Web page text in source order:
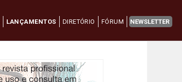
LANÇAMENTOS DIRETÓRIO FÓRUM NEWSLETTER